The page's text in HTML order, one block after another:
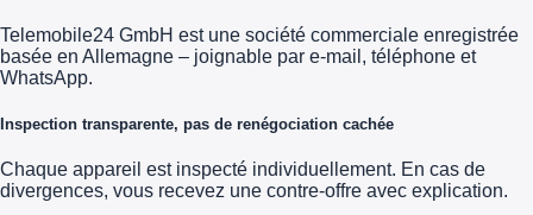
Telemobile24 GmbH est une société commerciale enregistrée
basée en Allemagne – joignable par e-mail, téléphone et
WhatsApp.
Inspection transparente, pas de renégociation cachée
Chaque appareil est inspecté individuellement. En cas de
divergences, vous recevez une contre-offre avec explication.